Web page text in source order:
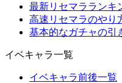
最新リセマラランキ
高速リセマラのやり
基本的なガチャの引
イベキャラ一覧
イベキャラ前後一覧